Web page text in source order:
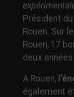
Président
Rouen. Sur
Rouen, 17
deux années
A Rouen,
également